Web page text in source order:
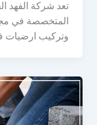
تعد شركة الفهد
المتخصصة في
وتركيب ارضيات